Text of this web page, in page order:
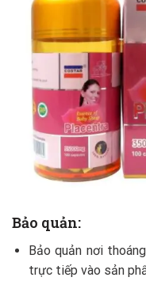
Bảo quản:
Bảo quản nơi
trực tiếp vào sản